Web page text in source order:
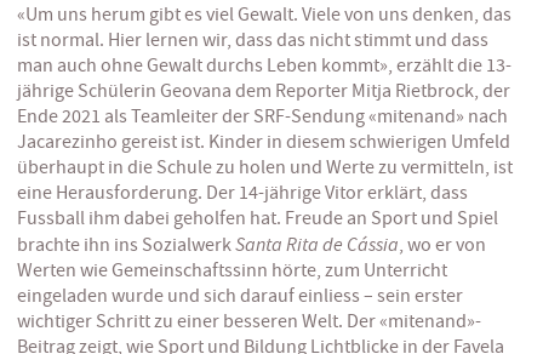
«Um uns herum gibt es viel Gewalt. Viele von uns denken, das
ist normal. Hier lernen wir, dass das nicht stimmt und dass
man auch ohne Gewalt durchs Leben kommt», erzählt die 13-
jährige Schülerin Geovana dem Reporter Mitja Rietbrock, der
Ende 2021 als Teamleiter der SRF-Sendung «mitenand» nach
Jacarezinho gereist ist. Kinder in diesem schwierigen Umfeld
überhaupt in die Schule zu holen und Werte zu vermitteln, ist
eine Herausforderung. Der 14-jährige Vitor erklärt, dass
Fussball ihm dabei geholfen hat. Freude an Sport und Spiel
brachte ihn ins SozialwerkSanta Rita de Cássia, wo er von
Werten wie Gemeinschaftssinn hörte, zum Unterricht
eingeladen wurde und sich darauf einliess – sein erster
wichtiger Schritt zu einer besseren Welt. Der «mitenand»-
Beitrag zeigt, wie Sport und Bildung Lichtblicke in der Favela